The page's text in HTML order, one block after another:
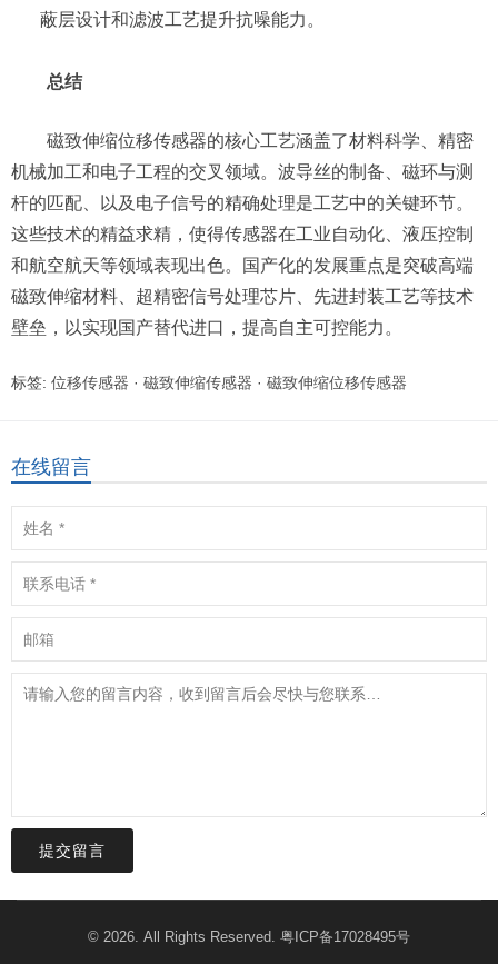
蔽层设计和滤波工艺提升抗噪能力。
总结
磁致伸缩位移传感器的核心工艺涵盖了材料科学、精密
机械加工和电子工程的交叉领域。波导丝的制备、磁环与测
杆的匹配、以及电子信号的精确处理是工艺中的关键环节。
这些技术的精益求精，使得传感器在工业自动化、液压控制
和航空航天等领域表现出色。国产化的发展重点是突破高端
磁致伸缩材料、超精密信号处理芯片、先进封装工艺等技术
壁垒，以实现国产替代进口，提高自主可控能力。
标签: 位移传感器 · 磁致伸缩传感器 · 磁致伸缩位移传感器
在线留言
提交留言
© 2026. All Rights Reserved. 粤ICP备17028495号